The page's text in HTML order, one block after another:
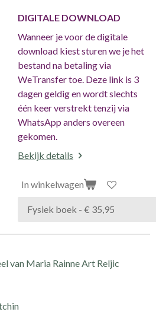
DIGITALE DOWNLOAD
Wanneer je voor de digitale
download kiest sturen we je het
bestand na betaling via
WeTransfer toe. Deze link is 3
dagen geldig en wordt slechts
één keer verstrekt tenzij via
WhatsApp anders overeen
gekomen.
Bekijk details
In winkelwagen
van Maria Rainne Art Reljic